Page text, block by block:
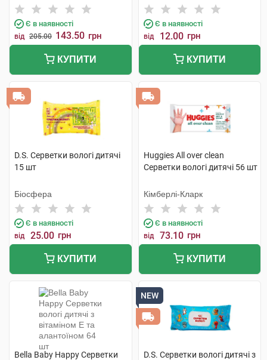
Є в наявності
від 205.00 143.50 грн
КУПИТИ
Є в наявності
від 12.00 грн
КУПИТИ
D.S. Серветки вологі дитячі
15 шт
Біосфера
Є в наявності
від 25.00 грн
КУПИТИ
Huggies All over clean
Серветки вологі дитячі 56 шт
Кімберлі-Кларк
Є в наявності
від 73.10 грн
КУПИТИ
Bella Baby Happy Серветки
NEW
D.S. Серветки вологі дитячі з